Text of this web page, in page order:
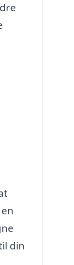
din